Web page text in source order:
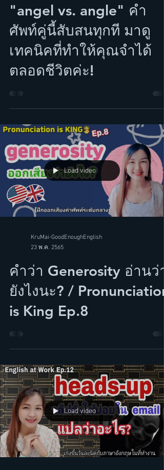
KruMai-GoodEnoughEnglish
18 มิ.ย. 2565
"angel vs. angle" คำ
ศัพท์คู่นี้สับสนทุกที มาดู
ตลอดชีวิตค่ะ!
Load video
KruMai-GoodEnoughEnglish
23 พ.ค. 2565
คำว่า Generosity อ่านว่า
is King Ep.8
Load video